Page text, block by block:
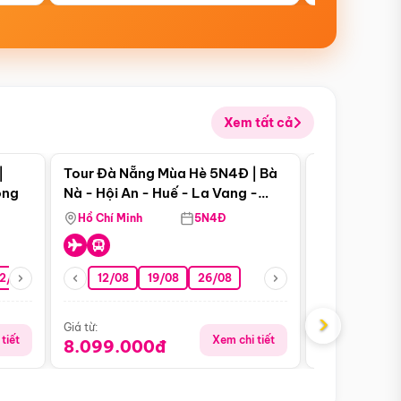
Xem tất cả
08 26/08 05/09 09/09 12/09
tiết
Điểm nổi bật
Tour Đà Nẵng Mùa Hè 5N4Đ | Bà
Nà - Hội An - Huế - La Vang -
Động Thiên Đường
Hồ Chí Minh 5N4Đ
12/08 19/08 26/08
Giá từ:
8.099.000đ Xem chi tiết
Giá từ:
›